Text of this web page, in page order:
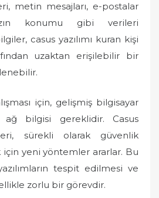
metin mesajları, e-postalar
konumu gibi verileri
casus yazılımı kuran kişi
uzaktan erişilebilir bir
için, gelişmiş bilgisayar
ağ bilgisi gereklidir. Casus
sürekli olarak güvenlik
yeni yöntemler ararlar. Bu
tespit edilmesi ve
zorlu bir görevdir.